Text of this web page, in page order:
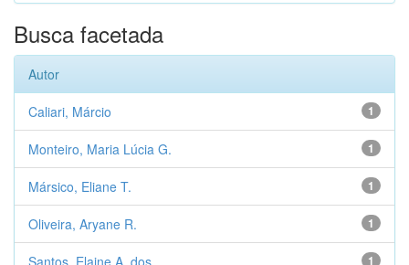
Busca facetada
Autor
1
Caliari, Márcio
1
Monteiro, Maria Lúcia G.
1
Mársico, Eliane T.
1
Oliveira, Aryane R.
1